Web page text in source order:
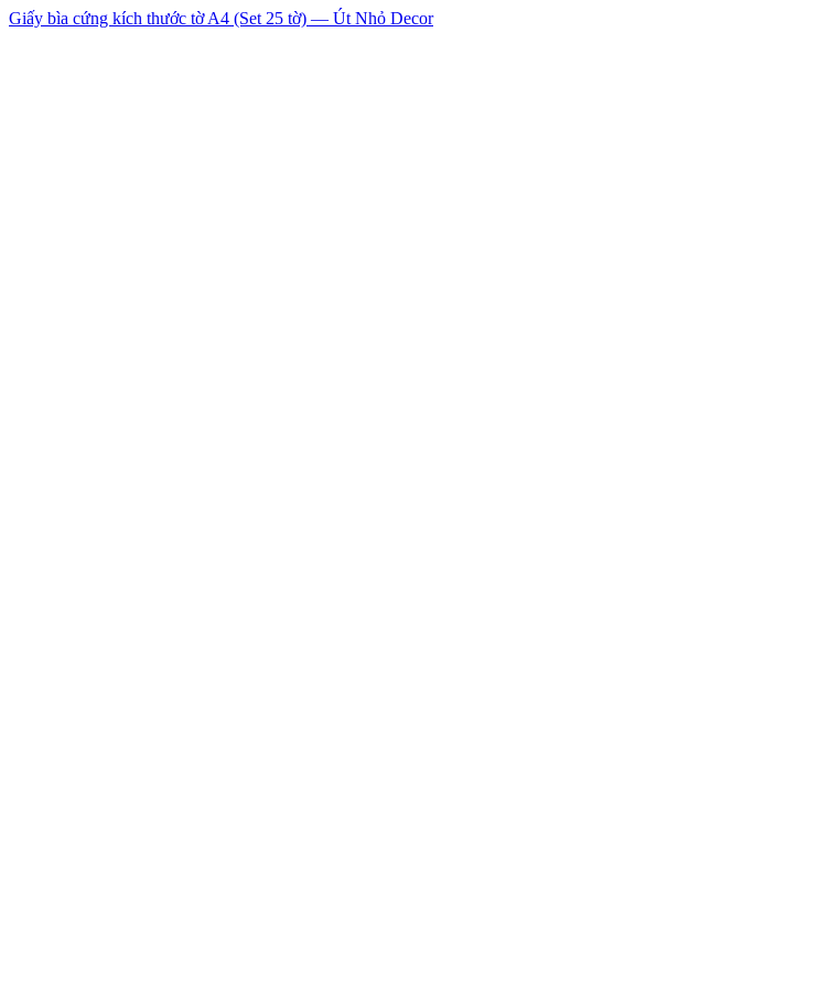
Giấy bìa cứng kích thước tờ A4 (Set 25 tờ) — Út Nhỏ Decor